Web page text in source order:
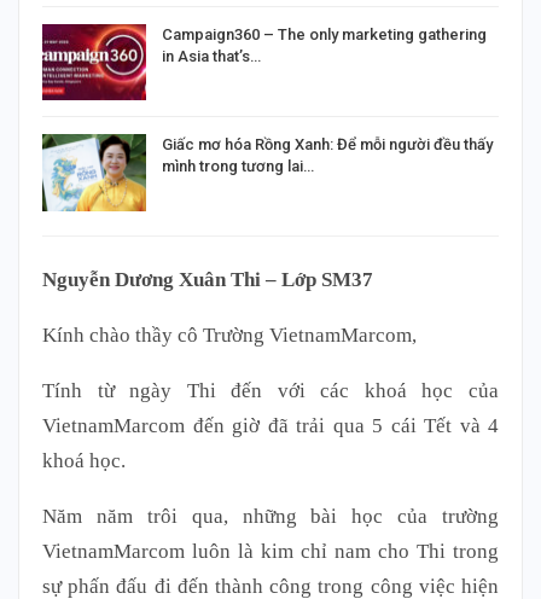
Campaign360 – The only marketing gathering
in Asia that’s…
Giấc mơ hóa Rồng Xanh: Để mỗi người đều thấy
mình trong tương lai…
Nguyễn Dương Xuân Thi – Lớp SM37
Kính chào thầy cô Trường VietnamMarcom,
Tính từ ngày Thi đến với các khoá học của
VietnamMarcom đến giờ đã trải qua 5 cái Tết và 4
khoá học.
Năm năm trôi qua, những bài học của trường
VietnamMarcom luôn là kim chỉ nam cho Thi trong
sự phấn đấu đi đến thành công trong công việc hiện